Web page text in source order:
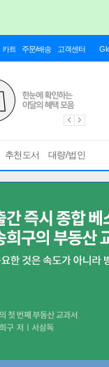
카트 주문/배송 고객센터
추천도서 대량/법인